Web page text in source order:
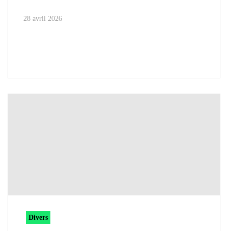
28 avril 2026
Divers